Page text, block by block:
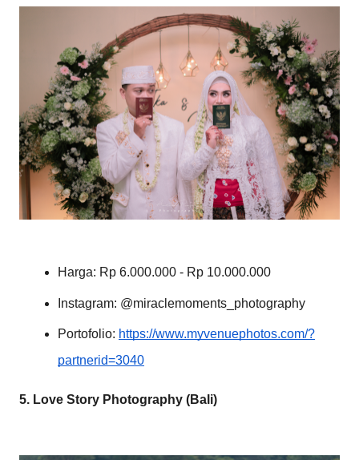
Harga: Rp 6.000.000 - Rp 10.000.000
Instagram: @miraclemoments_photography
Portofolio: https://www.myvenuephotos.com/?
partnerid=3040
5. Love Story Photography (Bali)